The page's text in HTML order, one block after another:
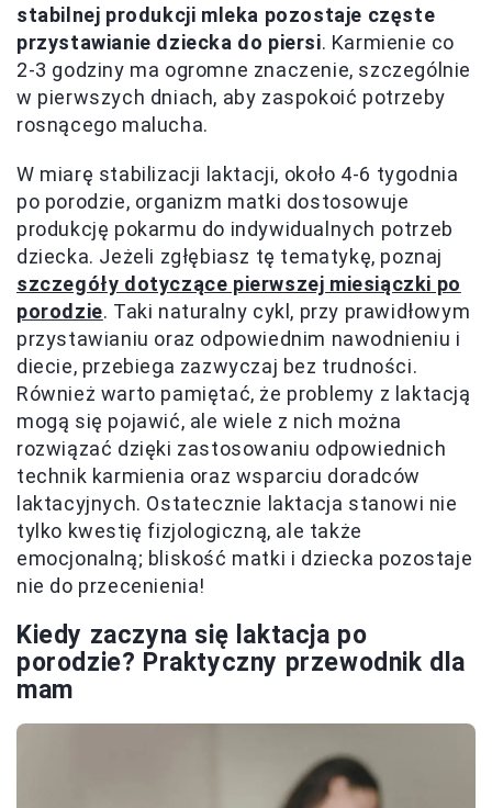
stabilnej produkcji mleka pozostaje częste
przystawianie dziecka do piersi. Karmienie co
2-3 godziny ma ogromne znaczenie, szczególnie
w pierwszych dniach, aby zaspokoić potrzeby
rosnącego malucha.
W miarę stabilizacji laktacji, około 4-6 tygodnia
po porodzie, organizm matki dostosowuje
produkcję pokarmu do indywidualnych potrzeb
dziecka. Jeżeli zgłębiasz tę tematykę, poznaj
szczegóły dotyczące pierwszej miesiączki po
porodzie. Taki naturalny cykl, przy prawidłowym
przystawianiu oraz odpowiednim nawodnieniu i
diecie, przebiega zazwyczaj bez trudności.
Również warto pamiętać, że problemy z laktacją
mogą się pojawić, ale wiele z nich można
rozwiązać dzięki zastosowaniu odpowiednich
technik karmienia oraz wsparciu doradców
laktacyjnych. Ostatecznie laktacja stanowi nie
tylko kwestię fizjologiczną, ale także
emocjonalną; bliskość matki i dziecka pozostaje
nie do przecenienia!
Kiedy zaczyna się laktacja po
porodzie? Praktyczny przewodnik dla
mam